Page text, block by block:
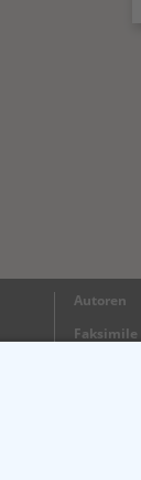
Autoren
Faksimile